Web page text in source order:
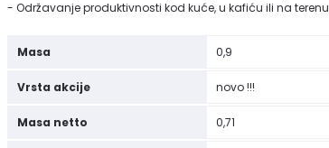
- Održavanje produktivnosti kod kuće, u kafiću ili na terenu
Masa 0,9
Vrsta akcije novo !!!
Masa netto 0,71